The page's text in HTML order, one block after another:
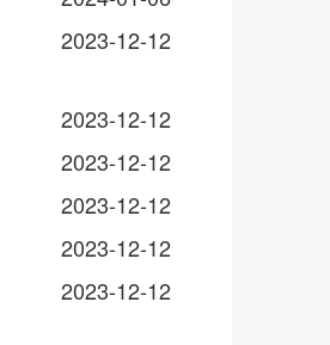
2023-12-12
2023-12-12
2023-12-12
2023-12-12
2023-12-12
2023-12-12